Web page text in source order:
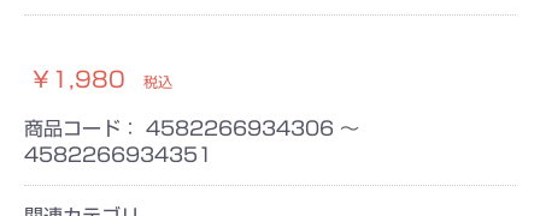
￥1,980 税込
商品コード： 4582266934306 ～
4582266934351